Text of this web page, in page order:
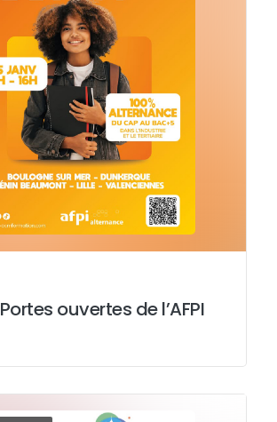
Portes ouvertes de l’AFPI